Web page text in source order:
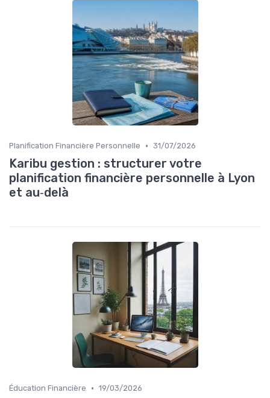
Planification Financière Personnelle • 31/07/2026
Karibu gestion : structurer votre
planification financière personnelle à Lyon
et au‑delà
Éducation Financière • 19/03/2026